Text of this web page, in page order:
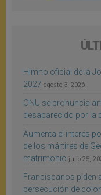
Himno oficial de la
2027 agosto 3, 2026
ONU se pronuncia
desaparecido por la
Aumenta el interés
de los mártires de
matrimonio julio 25,
Franciscanos piden
persecución de